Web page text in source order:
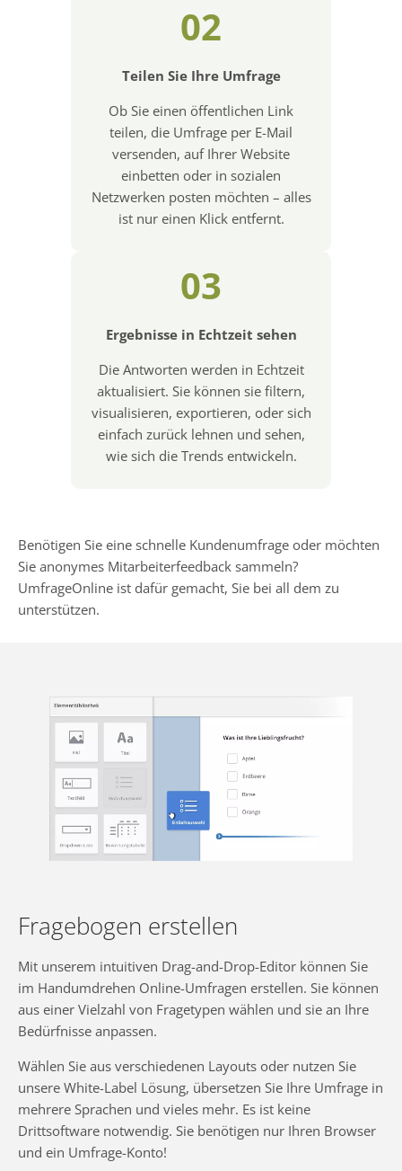
02
Teilen Sie Ihre Umfrage
Ob Sie einen öffentlichen Link
teilen, die Umfrage per E-Mail
versenden, auf Ihrer Website
einbetten oder in sozialen
Netzwerken posten möchten – alles
ist nur einen Klick entfernt.
03
Ergebnisse in Echtzeit sehen
Die Antworten werden in Echtzeit
aktualisiert. Sie können sie filtern,
visualisieren, exportieren, oder sich
einfach zurück lehnen und sehen,
wie sich die Trends entwickeln.
Benötigen Sie eine schnelle Kundenumfrage oder möchten
Sie anonymes Mitarbeiterfeedback sammeln?
UmfrageOnline ist dafür gemacht, Sie bei all dem zu
unterstützen.
Fragebogen erstellen
Mit unserem intuitiven Drag-and-Drop-Editor können Sie
im Handumdrehen Online-Umfragen erstellen. Sie können
aus einer Vielzahl von Fragetypen wählen und sie an Ihre
Bedürfnisse anpassen.
Wählen Sie aus verschiedenen Layouts oder nutzen Sie
unsere White-Label Lösung, übersetzen Sie Ihre Umfrage in
mehrere Sprachen und vieles mehr. Es ist keine
Drittsoftware notwendig. Sie benötigen nur Ihren Browser
und ein Umfrage-Konto!